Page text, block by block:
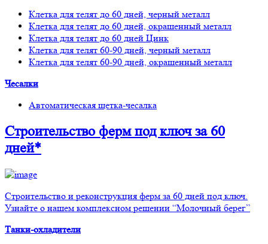
Клетка для телят до 60 дней, черный металл
Клетка для телят до 60 дней, окрашенный металл
Клетка для телят до 60 дней Цинк
Клетка для телят 60-90 дней, черный металл
Клетка для телят 60-90 дней, окрашенный металл
Чесалки
Автоматическая щетка-чесалка
Строительство фермпод ключ за 60
дней*
Строительство и реконструкция ферм за 60 дней под ключ.
Узнайте о нашем комплексном решении “Молочный берег”
Танки-охладители